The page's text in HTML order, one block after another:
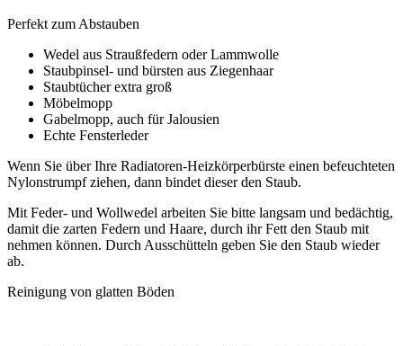
Perfekt zum Abstauben
Wedel aus Straußfedern oder Lammwolle
Staubpinsel- und bürsten aus Ziegenhaar
Staubtücher extra groß
Möbelmopp
Gabelmopp, auch für Jalousien
Echte Fensterleder
Wenn Sie über Ihre Radiatoren-Heizkörperbürste einen befeuchteten
Nylonstrumpf ziehen, dann bindet dieser den Staub.
Mit Feder- und Wollwedel arbeiten Sie bitte langsam und bedächtig,
damit die zarten Federn und Haare, durch ihr Fett den Staub mit
nehmen können. Durch Ausschütteln geben Sie den Staub wieder
ab.
Reinigung von glatten Böden